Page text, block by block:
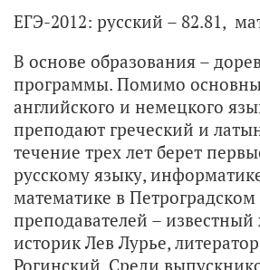
ЕГЭ-2012: русский – 82.81,
В основе образования –
программы. Помимо
английского и немецкого
преподают греческий и
течение трех лет берет
русскому языку,
математике в
преподавателей –
историк Лев Лурье,
Рогинский. Среди